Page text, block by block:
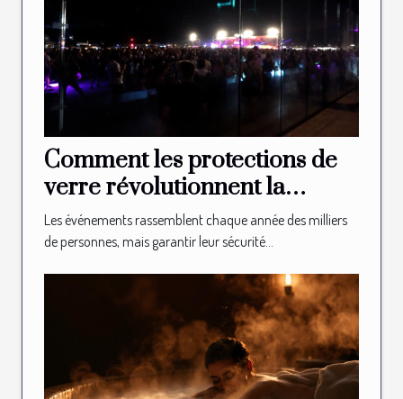
Comment les protections de
verre révolutionnent la
sécurité des événements ?
Les événements rassemblent chaque année des milliers
de personnes, mais garantir leur sécurité...